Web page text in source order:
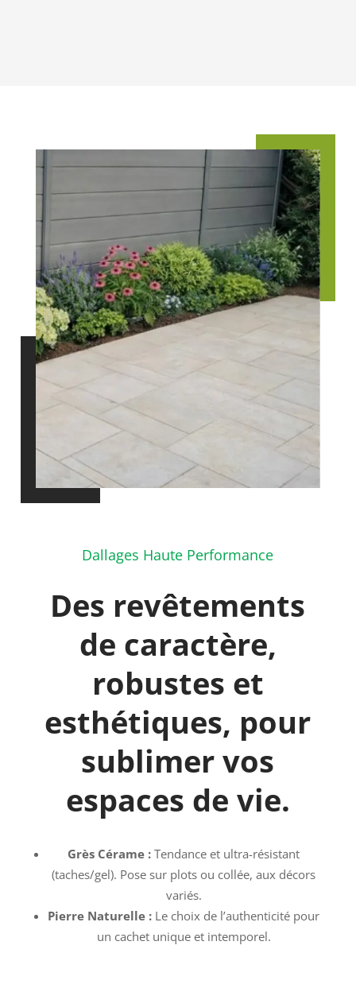
Dallages Haute Performance
Des revêtements
de caractère,
robustes et
esthétiques, pour
sublimer vos
espaces de vie.
Grès Cérame : Tendance et ultra-résistant
(taches/gel). Pose sur plots ou collée, aux décors
variés.
Pierre Naturelle : Le choix de l’authenticité pour
un cachet unique et intemporel.